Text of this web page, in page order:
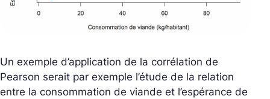
Un exemple d’application de la corrélation de
Pearson serait par exemple l’étude de la relation
entre la consommation de viande et l’espérance de